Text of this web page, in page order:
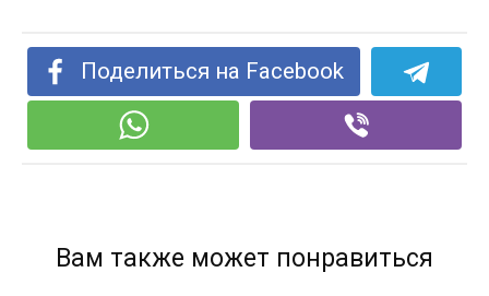
Поделиться на Facebook
Вам также может понравиться